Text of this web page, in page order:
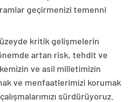
geçirmenizi temenni
kritik gelişmelerin
artan risk, tehdit ve
ve asil milletimizin
ve menfaatlerimizi korumak
sürdürüyoruz.